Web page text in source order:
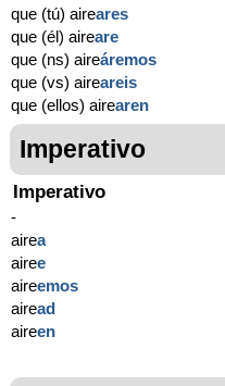
que (tú) aireares
que (él) aireare
que (ns) aireáremos
que (vs) aireareis
que (ellos) airearen
Imperativo
Imperativo
-
airea
airee
aireemos
airead
aireen